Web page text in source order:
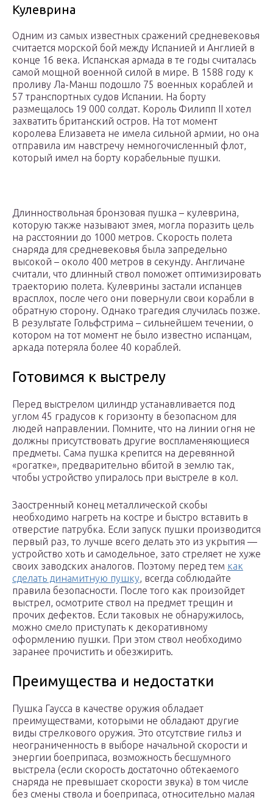
Кулеврина
Одним из самых известных сражений средневековья
считается морской бой между Испанией и Англией в
конце 16 века. Испанская армада в те годы считалась
самой мощной военной силой в мире. В 1588 году к
проливу Ла-Манш подошло 75 военных кораблей и
57 транспортных судов Испании. На борту
размещалось 19 000 солдат. Король Филипп II хотел
захватить британский остров. На тот момент
королева Елизавета не имела сильной армии, но она
отправила им навстречу немногочисленный флот,
который имел на борту корабельные пушки.
Длинноствольная бронзовая пушка – кулеврина,
которую также называют змея, могла поразить цель
на расстоянии до 1000 метров. Скорость полета
снаряда для средневековья была запредельно
высокой – около 400 метров в секунду. Англичане
считали, что длинный ствол поможет оптимизировать
траекторию полета. Кулеврины застали испанцев
врасплох, после чего они повернули свои корабли в
обратную сторону. Однако трагедия случилась позже.
В результате Гольфстрима – сильнейшем течении, о
котором на тот момент не было известно испанцам,
аркада потеряла более 40 кораблей.
Готовимся к выстрелу
Перед выстрелом цилиндр устанавливается под
углом 45 градусов к горизонту в безопасном для
людей направлении. Помните, что на линии огня не
должны присутствовать другие воспламеняющиеся
предметы. Сама пушка крепится на деревянной
«рогатке», предварительно вбитой в землю так,
чтобы устройство упиралось при выстреле в кол.
Заостренный конец металлической скобы
необходимо нагреть на костре и быстро вставить в
отверстие патрубка. Если запуск пушки производится
первый раз, то лучше всего делать это из укрытия —
устройство хоть и самодельное, зато стреляет не хуже
своих заводских аналогов. Поэтому перед тем как
сделать динамитную пушку, всегда соблюдайте
правила безопасности. После того как произойдет
выстрел, осмотрите ствол на предмет трещин и
прочих дефектов. Если таковых не обнаружилось,
можно смело приступать к декоративному
оформлению пушки. При этом ствол необходимо
заранее прочистить и обезжирить.
Преимущества и недостатки
Пушка Гаусса в качестве оружия обладает
преимуществами, которыми не обладают другие
виды стрелкового оружия. Это отсутствие гильз и
неограниченность в выборе начальной скорости и
энергии боеприпаса, возможность бесшумного
выстрела (если скорость достаточно обтекаемого
снаряда не превышает скорости звука) в том числе
без смены ствола и боеприпаса, относительно малая